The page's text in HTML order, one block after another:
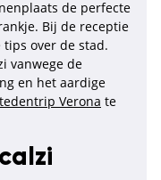
de perfecte
Bij de receptie
over de stad.
vanwege de
en het aardige
Verona te